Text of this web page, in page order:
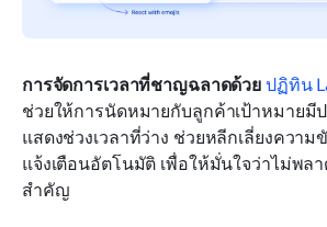
การจัดการเวลาที่ชาญฉลาดด้วย ปฏิทิน
ช่วยให้การนัดหมายกับลูกค้าเป้าหมายมี
แสดงช่วงเวลาที่ว่าง ช่วยหลีกเลี่ยงความ
แจ้งเตือนอัตโนมัติ เพื่อให้มั่นใจว่าไม่พล
สำคัญ